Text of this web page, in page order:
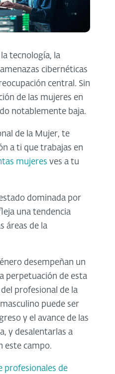
tecnología, la
cibernéticas
central. Sin
de las mujeres en
notablemente baja.
de la Mujer, te
a ti que trabajas en
mujeres ves a tu
dominada por
una tendencia
áreas de la
desempeñan un
perpetuación de esta
profesional de la
puede ser
y el avance de las
y desalentarlas a
este campo.
profesionales de